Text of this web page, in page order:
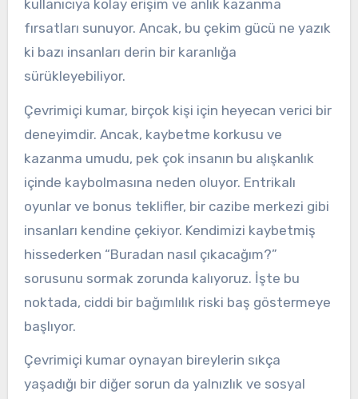
kullanıcıya kolay erişim ve anlık kazanma
fırsatları sunuyor. Ancak, bu çekim gücü ne yazık
ki bazı insanları derin bir karanlığa
sürükleyebiliyor.
Çevrimiçi kumar, birçok kişi için heyecan verici bir
deneyimdir. Ancak, kaybetme korkusu ve
kazanma umudu, pek çok insanın bu alışkanlık
içinde kaybolmasına neden oluyor. Entrikalı
oyunlar ve bonus teklifler, bir cazibe merkezi gibi
insanları kendine çekiyor. Kendimizi kaybetmiş
hissederken “Buradan nasıl çıkacağım?”
sorusunu sormak zorunda kalıyoruz. İşte bu
noktada, ciddi bir bağımlılık riski baş göstermeye
başlıyor.
Çevrimiçi kumar oynayan bireylerin sıkça
yaşadığı bir diğer sorun da yalnızlık ve sosyal